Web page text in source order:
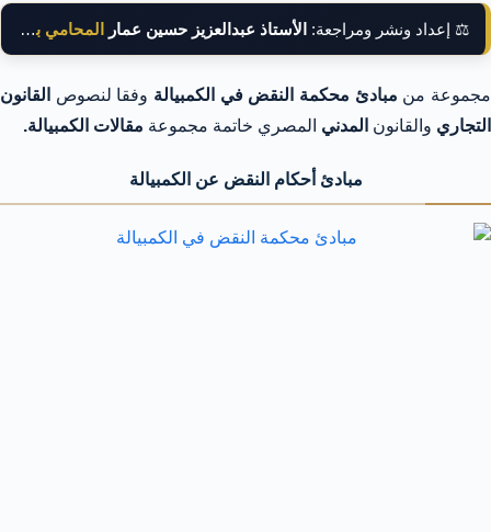
⚖️ إعداد ونشر ومراجعة: الأستاذ عبدالعزيز حسين عمار المحامي بالنقض
مجموعة من مبادئ محكمة النقض في الكمبيالة وفقا لنصوص
القانون
التجاري والقانون المدني المصري خاتمة مجموعة مقالات الكمبيالة.
مبادئ أحكام النقض عن الكمبيالة